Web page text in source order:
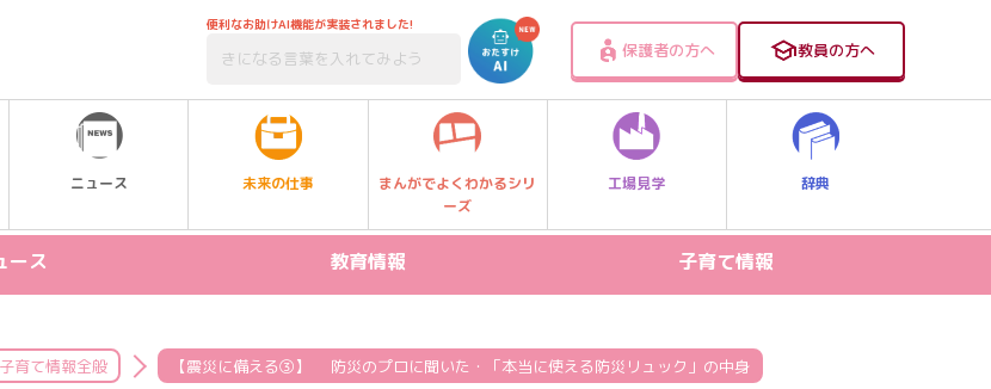
便利なお助けAI機能が実装されました!
保護者の方へ 教員の方へ
ニュース 未来の仕事
まんがでよくわかるシリ
ーズ
工場見学 辞典
ース
品
教育情報
プログラミング
子育て情報
お出かけスポット
子育て情報全般 【震災に備える③】 防災のプロに聞いた・「本当に使える防災リュック」の中身